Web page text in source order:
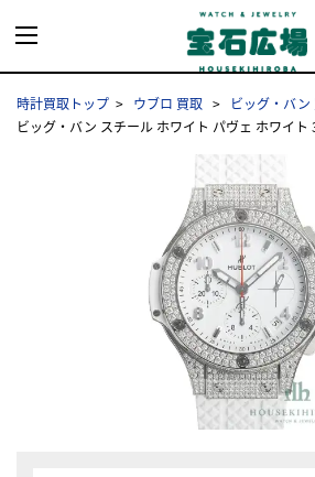
時計買取トップ ウブロ 買取
ビッグ・バン
ビッグ・バン スチール ホワイト パヴェ ホワイト